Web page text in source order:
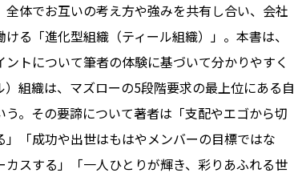
体でお互いの考え方や強みを共有し合い、会社
る「進化型組織（ティール組織）」。本書は、
トについて筆者の体験に基づいて分かりやすく
組織は、マズローの5段階要求の最上位にある自
。その要諦について著者は「支配やエゴから切
「成功や出世はもはやメンバーの目標ではな
スする」「一人ひとりが輝き、彩りあふれる世